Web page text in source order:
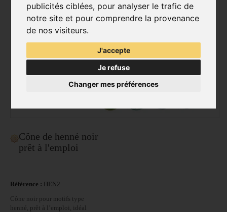
publicités ciblées, pour analyser le trafic de
notre site et pour comprendre la provenance
de nos visiteurs.
J'accepte
Je refuse
Changer mes préférences
Cône de henné noir
prêt à l'emploi
Référence : HEN2
Cône noir pour motifs type
henné, prêt à l’emploi, idéal